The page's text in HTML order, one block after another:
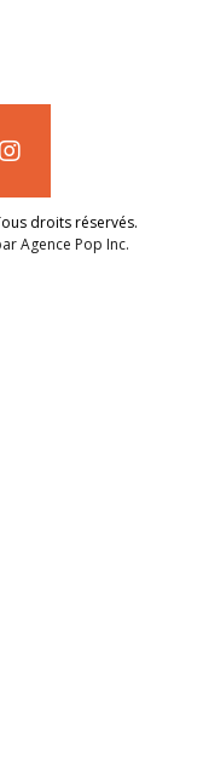
droits réservés.
Agence Pop Inc.